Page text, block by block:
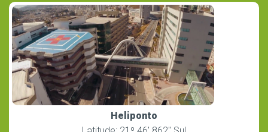
Heliponto